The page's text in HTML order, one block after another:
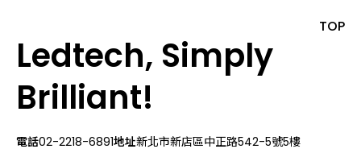
Ledtech, Simply
Brilliant!
電話02-2218-6891地址新北市新店區中正路542-5號5樓
TOP